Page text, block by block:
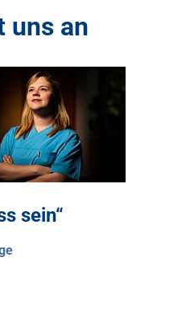
uns an
sein“